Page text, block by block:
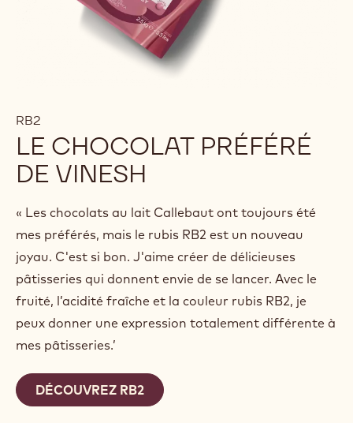
RB2
LE CHOCOLAT PRÉFÉRÉ
DE VINESH
« Les chocolats au lait Callebaut ont toujours été
mes préférés, mais le rubis RB2 est un nouveau
joyau. C'est si bon. J'aime créer de délicieuses
pâtisseries qui donnent envie de se lancer. Avec le
fruité, l’acidité fraîche et la couleur rubis RB2, je
peux donner une expression totalement différente à
mes pâtisseries.’
DÉCOUVREZ RB2